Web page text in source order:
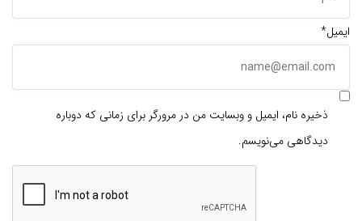
ایمیل*
ذخیره نام، ایمیل و وبسایت من در مرورگر برای زمانی که دوباره
دیدگاهی می‌نویسم.